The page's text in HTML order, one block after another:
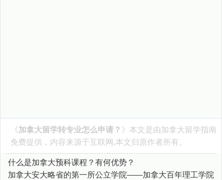
《加拿大留学转专业怎么申请？ 》本文是由加拿大留学指南
免费提供，内容来源于互联网,本文归原作者所有。
什么是加拿大预科课程？有何优势？
加拿大安大略省的第一所公立学院——加拿大百年理工学院